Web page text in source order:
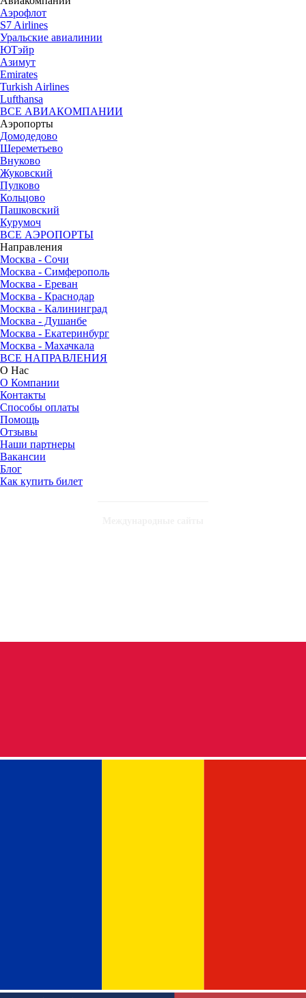
Аэрофлот
S7 Airlines
Уральские авиалинии
ЮТэйр
Азимут
Emirates
Turkish Airlines
Lufthansa
ВСЕ АВИАКОМПАНИИ
Аэропорты
Домодедово
Шереметьево
Внуково
Жуковский
Пулково
Кольцово
Пашковский
Курумоч
ВСЕ АЭРОПОРТЫ
Направления
Москва - Сочи
Москва - Симферополь
Москва - Ереван
Москва - Краснодар
Москва - Калининград
Москва - Душанбе
Москва - Екатеринбург
Москва - Махачкала
ВСЕ НАПРАВЛЕНИЯ
О Нас
О Компании
Контакты
Способы оплаты
Помощь
Отзывы
Наши партнеры
Вакансии
Блог
Как купить билет